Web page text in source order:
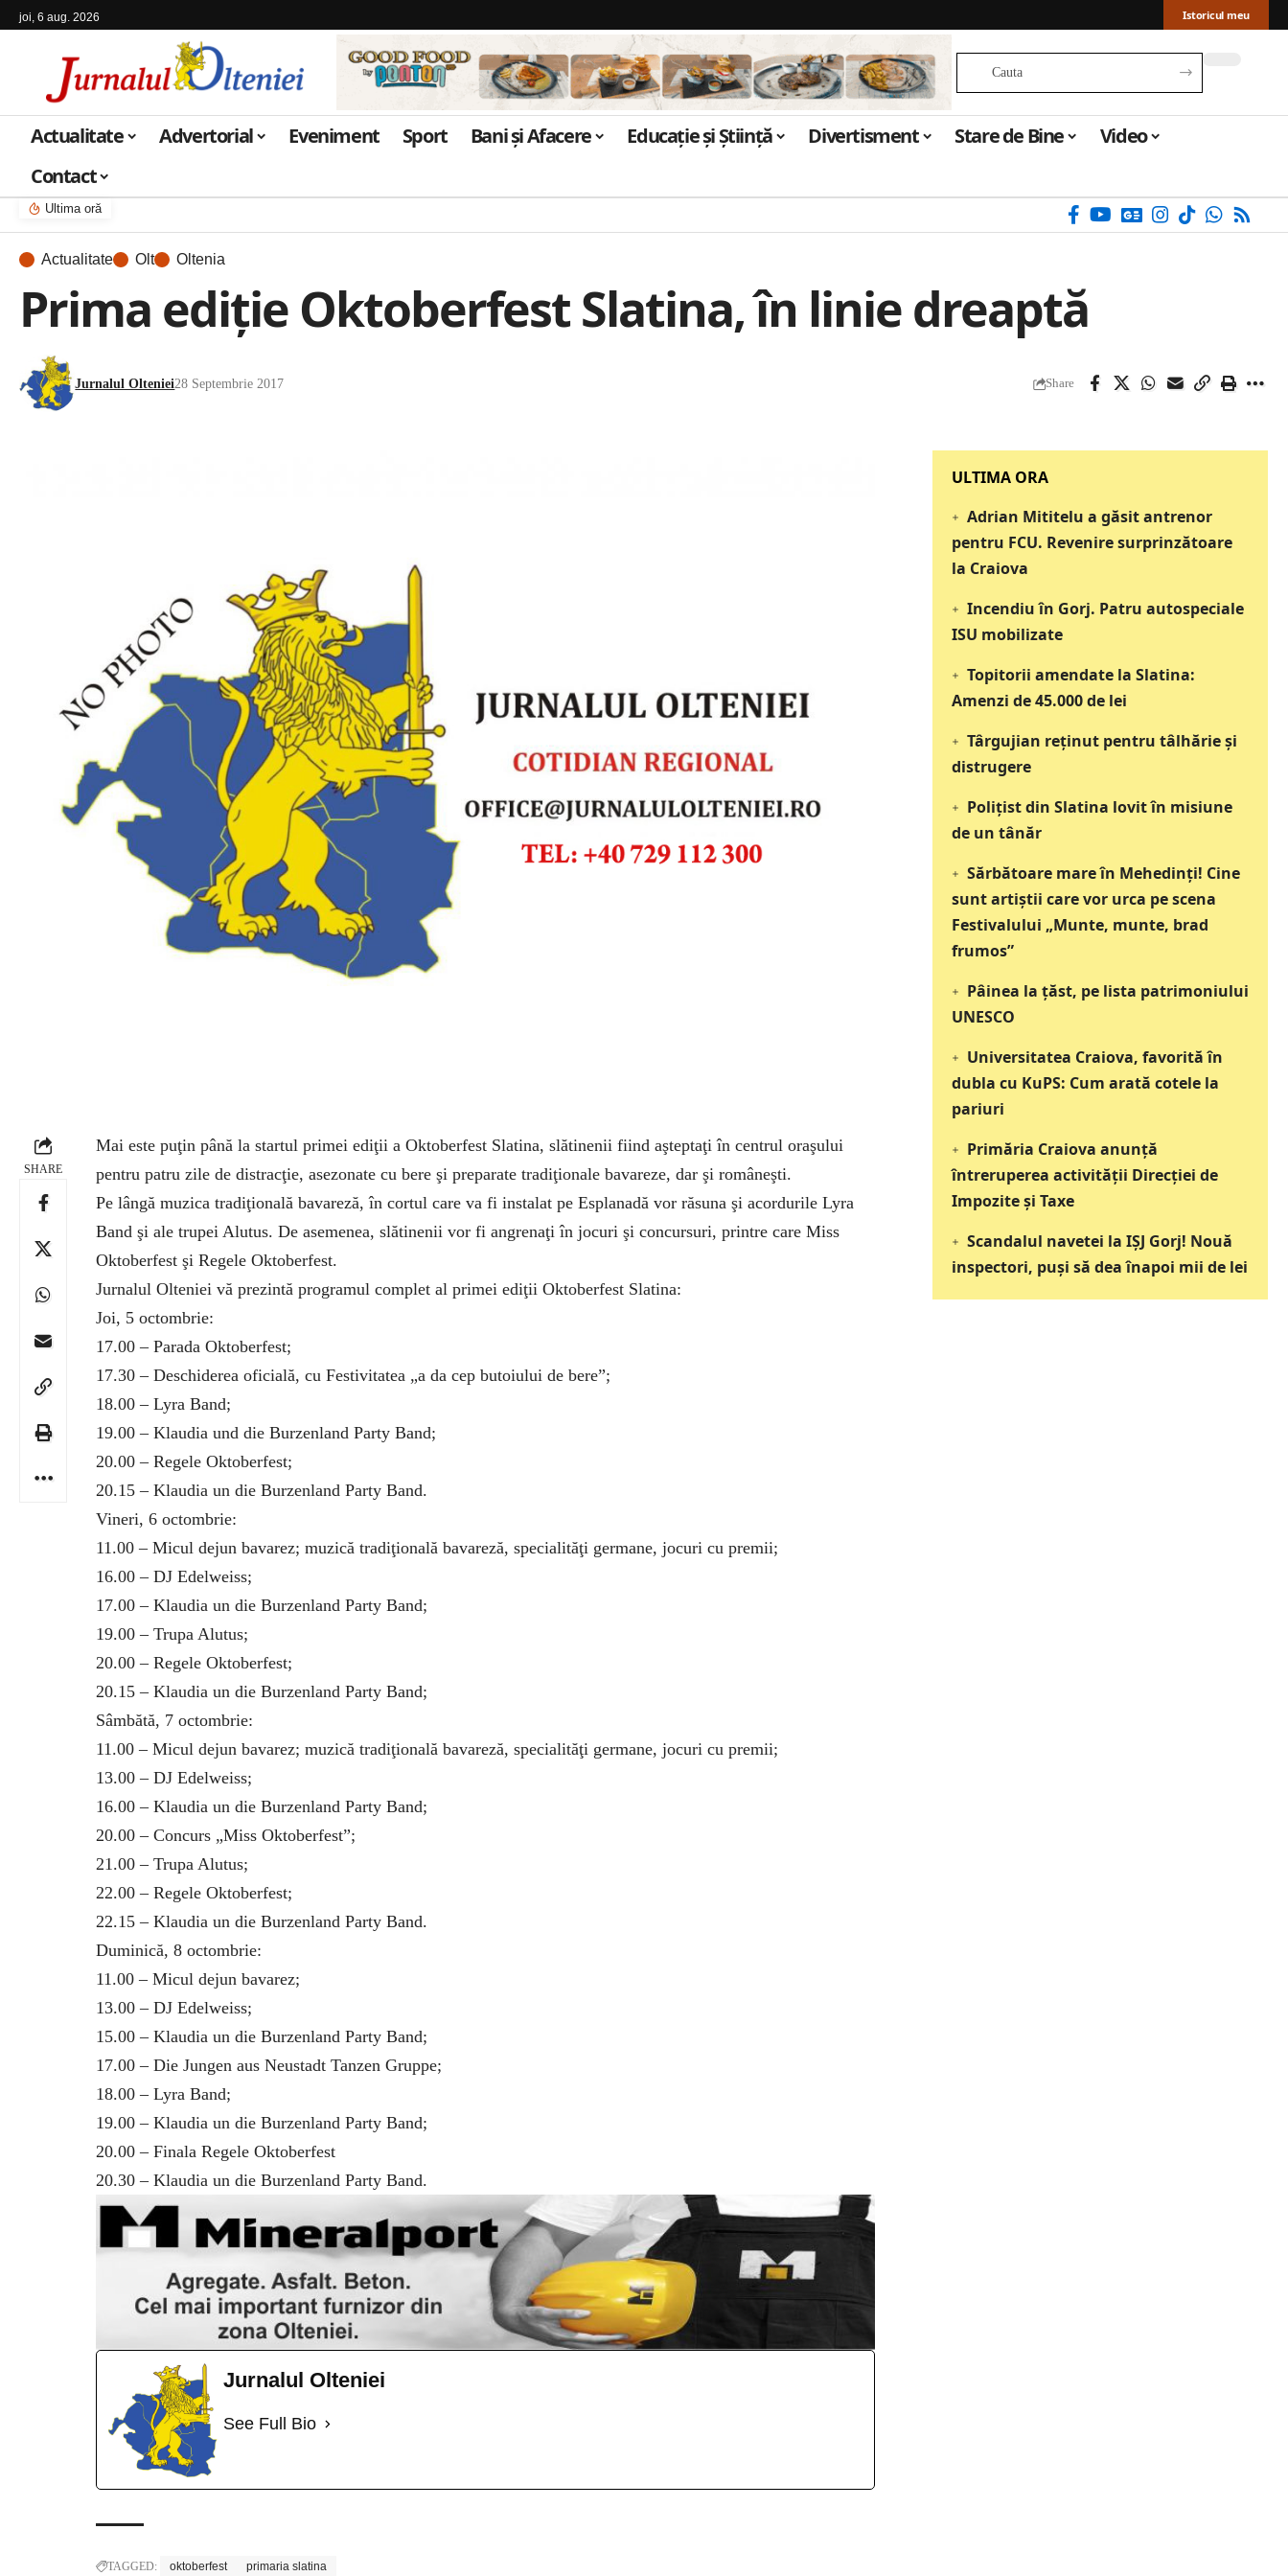
joi, 6 aug. 2026 Istoricul meu
Actualitate Advertorial Eveniment Sport Bani și Afacere Educație și Știință Divertisment Stare de Bine
Video
Contact
Ultima oră
Actualitate Olt Oltenia
Prima ediţie Oktoberfest Slatina, în linie dreaptă
Jurnalul Olteniei28 Septembrie 2017 Share
SHARE
Mai este puţin până la startul primei ediţii a Oktoberfest Slatina, slătinenii fiind aşteptaţi în centrul oraşului
pentru patru zile de distracţie, asezonate cu bere şi preparate tradiţionale bavareze, dar şi româneşti.
Pe lângă muzica tradiţională bavareză, în cortul care va fi instalat pe Esplanadă vor răsuna şi acordurile Lyra
Band şi ale trupei Alutus. De asemenea, slătinenii vor fi angrenaţi în jocuri şi concursuri, printre care Miss
Oktoberfest şi Regele Oktoberfest.
Jurnalul Olteniei vă prezintă programul complet al primei ediţii Oktoberfest Slatina:
Joi, 5 octombrie:
17.00 – Parada Oktoberfest;
17.30 – Deschiderea oficială, cu Festivitatea „a da cep butoiului de bere”;
18.00 – Lyra Band;
19.00 – Klaudia und die Burzenland Party Band;
20.00 – Regele Oktoberfest;
20.15 – Klaudia un die Burzenland Party Band.
Vineri, 6 octombrie:
11.00 – Micul dejun bavarez; muzică tradiţională bavareză, specialităţi germane, jocuri cu premii;
16.00 – DJ Edelweiss;
17.00 – Klaudia un die Burzenland Party Band;
19.00 – Trupa Alutus;
20.00 – Regele Oktoberfest;
20.15 – Klaudia un die Burzenland Party Band;
Sâmbătă, 7 octombrie:
11.00 – Micul dejun bavarez; muzică tradiţională bavareză, specialităţi germane, jocuri cu premii;
13.00 – DJ Edelweiss;
16.00 – Klaudia un die Burzenland Party Band;
20.00 – Concurs „Miss Oktoberfest”;
21.00 – Trupa Alutus;
22.00 – Regele Oktoberfest;
22.15 – Klaudia un die Burzenland Party Band.
Duminică, 8 octombrie:
11.00 – Micul dejun bavarez;
13.00 – DJ Edelweiss;
15.00 – Klaudia un die Burzenland Party Band;
17.00 – Die Jungen aus Neustadt Tanzen Gruppe;
18.00 – Lyra Band;
19.00 – Klaudia un die Burzenland Party Band;
20.00 – Finala Regele Oktoberfest
20.30 – Klaudia un die Burzenland Party Band.
Jurnalul Olteniei
See Full Bio
TAGGED: oktoberfest primaria slatina
‎‎‎‎‎‎‎ULTIMA ORA
Adrian Mititelu a găsit antrenor
pentru FCU. Revenire surprinzătoare
la Craiova
Incendiu în Gorj. Patru autospeciale
ISU mobilizate
Topitorii amendate la Slatina:
Amenzi de 45.000 de lei
Târgujian reținut pentru tâlhărie și
distrugere
Polițist din Slatina lovit în misiune
de un tânăr
Sărbătoare mare în Mehedinți! Cine
sunt artiștii care vor urca pe scena
Festivalului „Munte, munte, brad
frumos”
Pâinea la țăst, pe lista patrimoniului
UNESCO
Universitatea Craiova, favorită în
dubla cu KuPS: Cum arată cotele la
pariuri
Primăria Craiova anunță
întreruperea activității Direcției de
Impozite și Taxe
Scandalul navetei la IȘJ Gorj! Nouă
inspectori, puși să dea înapoi mii de lei